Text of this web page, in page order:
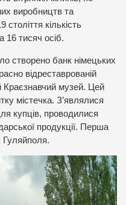
виробництв та
століття кількість
16 тисяч осіб.
створено банк німецьких
відреставрованій
Краєзнавчий музей. Цей
містечка. З’являлися
купців, проводилися
продукції. Перша
Гуляйполя.